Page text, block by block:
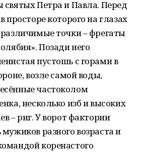
святых Петра и Павла. Перед
просторе которого на глазах
точки – фрегаты
Позади него
пустошь с горами в
возле самой воды,
частоколом
несколько изб и высоких
– риг. У ворот фактории
разного возраста и
коренастого